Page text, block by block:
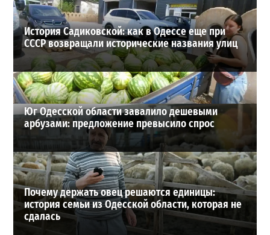
История Садиковской: как в Одессе еще при
СССР возвращали исторические названия улиц
Юг Одесской области завалило дешевыми
арбузами: предложение превысило спрос
Почему держать овец решаются единицы:
история семьи из Одесской области, которая не
сдалась